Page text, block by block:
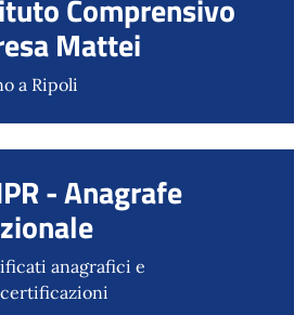
Comprensivo
Mattei
a Ripoli
- Anagrafe
anagrafici e